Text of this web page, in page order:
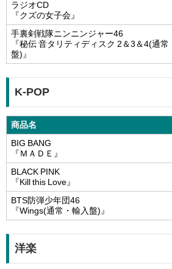
ラジオCD
『クズの女子会』
手裏剣戦隊ニンニンジャー46
『秘伝 音タリティディスク 2＆3＆4(通常
盤)』
K-POP
商品名
BIG BANG
『ＭＡＤＥ』
BLACK PINK
『Kill this Love』
BTS防弾少年団46
『Wings(通常・輸入盤)』
洋楽